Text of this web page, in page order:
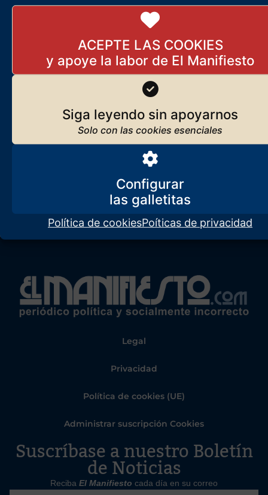
ACEPTE LAS COOKIES
Siga leyendo sin apoyarnos
Configurar
Política de cookiesPoíticas de privacidad
Legal
Privacidad
Política de cookies (UE)
Administrar suscripción Cookies
Suscríbase a nuestro Boletín
de Noticias
Reciba El Manifiesto cada día en su correo